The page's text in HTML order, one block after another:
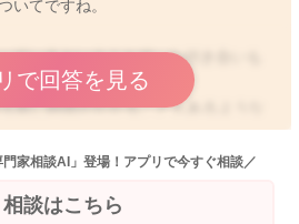
いてですね。
ているということで、お付き合いも
前に時間がかかることもあるような
ら次に起きるのは何時ごろになりま
れますか？
で回答を見る
家相談AI」登場！アプリで今すぐ相談／
相談はこちら